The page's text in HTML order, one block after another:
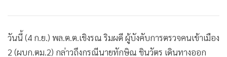
วันนี้ (4 ก.ย.) พล.ต.ต.เชิงรณ ริมผดี ผู้บังคับการตรวจคนเข้าเมือง
2 (ผบก.ตม.2) กล่าวถึงกรณีนายทักษิณ ชินวัตร เดินทางออก